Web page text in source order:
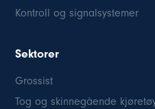
Kontroll og signalsystemer
Sektorer
Grossist
Tog og skinnegående